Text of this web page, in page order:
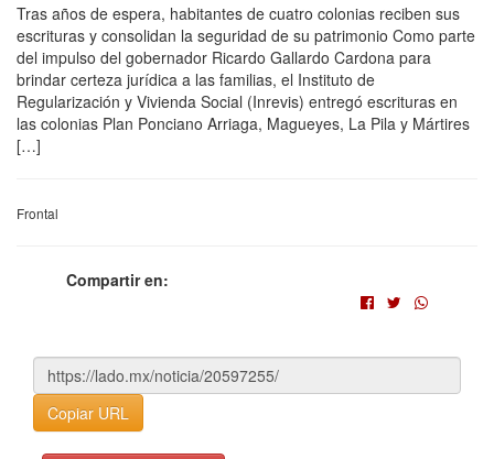
Tras años de espera, habitantes de cuatro colonias reciben sus
escrituras y consolidan la seguridad de su patrimonio Como parte
del impulso del gobernador Ricardo Gallardo Cardona para
brindar certeza jurídica a las familias, el Instituto de
Regularización y Vivienda Social (Inrevis) entregó escrituras en
las colonias Plan Ponciano Arriaga, Magueyes, La Pila y Mártires
[…]
Frontal
Compartir en:
Copiar URL